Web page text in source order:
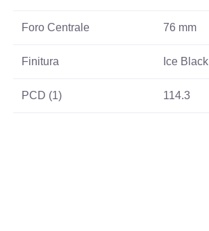
Foro Centrale 76 mm
Finitura Ice Black
PCD (1) 114.3